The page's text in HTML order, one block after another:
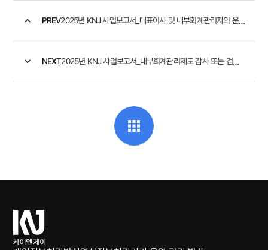
PREV 2025년 KNJ 사업보고서_대표이사 및 내부회계관리자의 운영실...
NEXT 2025년 KNJ 사업보고서_내부회계관리제도 감사 또는 검토 의견
케
이
엔